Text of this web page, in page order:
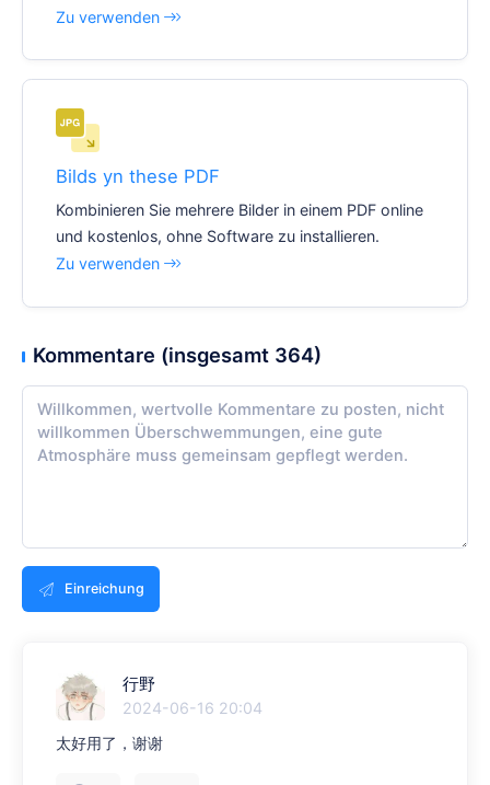
der Text-Wasserzeichen, Unterstützung Echtzeit-V
Zu verwenden
Bilds yn these PDF
Kombinieren Sie mehrere Bilder in einem PDF online
und kostenlos, ohne Software zu installieren.
Zu verwenden
Kommentare (insgesamt 364)
Einreichung
行野
2024-06-16 20:04
太好用了，谢谢